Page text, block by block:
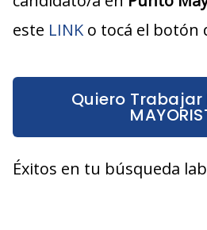
este LINK o tocá el botón
Quiero Trabajar
Éxitos en tu búsqueda